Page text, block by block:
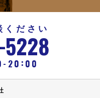
ください
-5228
- 20 : 00